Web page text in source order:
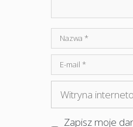
Nazwa
mail
Witryna
internetowa
Zapisz moje